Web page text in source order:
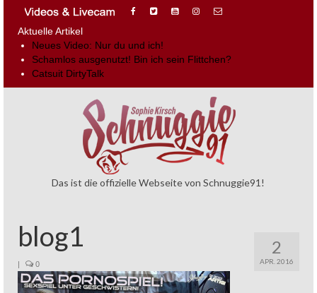
Aktuelle Artikel
Neues Video: Nur du und ich!
Schamlos ausgenutzt! Bin ich sein Flittchen?
Catsuit DirtyTalk
Das ist die offizielle Webseite von Schnuggie91!
2
APR. 2016
blog1
| 0